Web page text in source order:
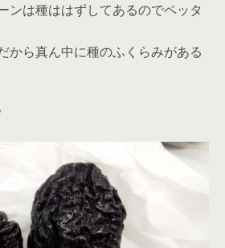
ンは種ははずしてあるのでペッタ
から真ん中に種のふくらみがある